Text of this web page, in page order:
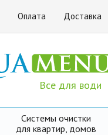
Оплата Доставка
Все для води
Системы очистки
для квартир, домов